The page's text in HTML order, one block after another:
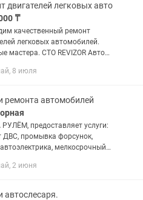
двигателей легковых авто
₸
качественный ремонт
легковых автомобилей.
мастера. СТО REVIZOR Авто
8 июля
ремонта автомобилей
предоставляет услуги:
ДВС, промывка форсунок,
мелкосрочный
эндоскопом, проверка
2 июня
автослесаря.